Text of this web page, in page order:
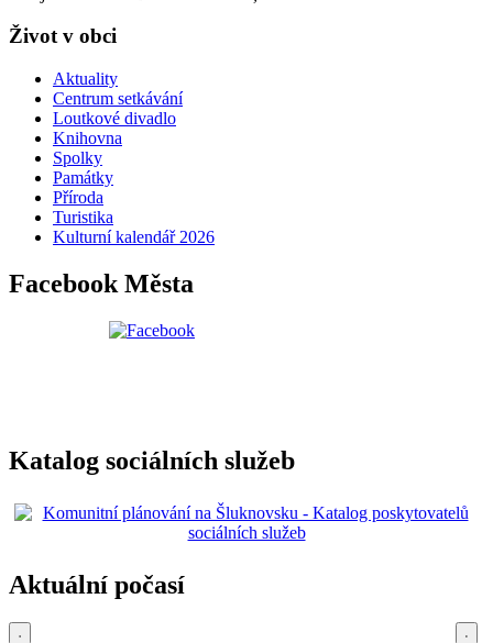
Život v obci
Aktuality
Centrum setkávání
Loutkové divadlo
Knihovna
Spolky
Památky
Příroda
Turistika
Kulturní kalendář 2026
Facebook Města
Katalog sociálních služeb
Aktuální počasí